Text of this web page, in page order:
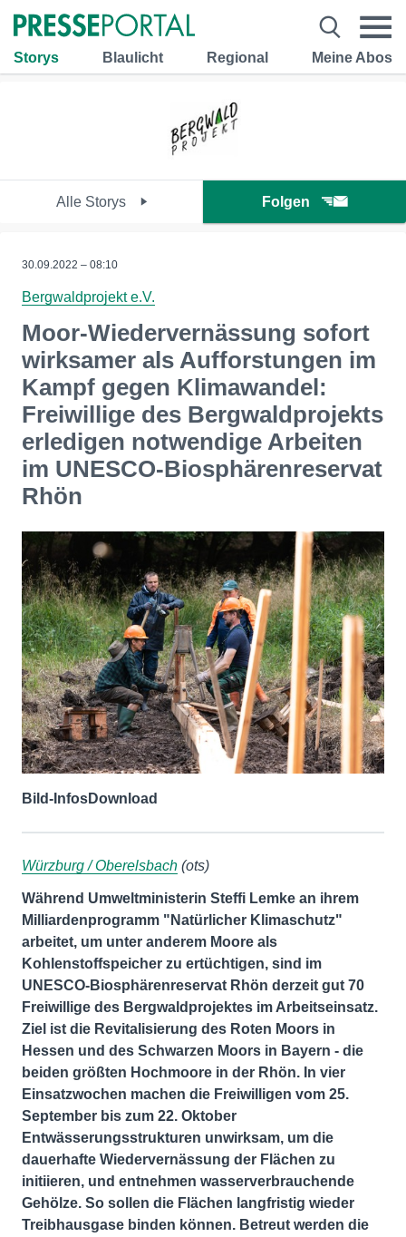
Storys Blaulicht Regional Meine Abos
Alle Storys Folgen
30.09.2022 – 08:10
Bergwaldprojekt e.V.
Moor-Wiedervernässung sofort
wirksamer als Aufforstungen im
Kampf gegen Klimawandel:
Freiwillige des Bergwaldprojekts
erledigen notwendige Arbeiten
im UNESCO-Biosphärenreservat
Rhön
Bild-InfosDownload
Würzburg / Oberelsbach (ots)
Während Umweltministerin Steffi Lemke an ihrem
Milliardenprogramm "Natürlicher Klimaschutz"
arbeitet, um unter anderem Moore als
Kohlenstoffspeicher zu ertüchtigen, sind im
UNESCO-Biosphärenreservat Rhön derzeit gut 70
Freiwillige des Bergwaldprojektes im Arbeitseinsatz.
Ziel ist die Revitalisierung des Roten Moors in
Hessen und des Schwarzen Moors in Bayern - die
beiden größten Hochmoore in der Rhön. In vier
Einsatzwochen machen die Freiwilligen vom 25.
September bis zum 22. Oktober
Entwässerungsstrukturen unwirksam, um die
dauerhafte Wiedervernässung der Flächen zu
initiieren, und entnehmen wasserverbrauchende
Gehölze. So sollen die Flächen langfristig wieder
Treibhausgase binden können. Betreut werden die